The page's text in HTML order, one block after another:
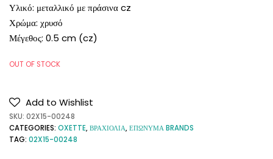
Υλικό: μεταλλικό με πράσινα cz
Χρώμα: χρυσό
Μέγεθος: 0.5 cm (cz)
OUT OF STOCK
Add to Wishlist
SKU: 02X15-00248
CATEGORIES: OXETTE,ΒΡΑΧΙΟΛΙΑ,ΕΠΩΝΥΜΑ BRANDS
TAG: 02X15-00248